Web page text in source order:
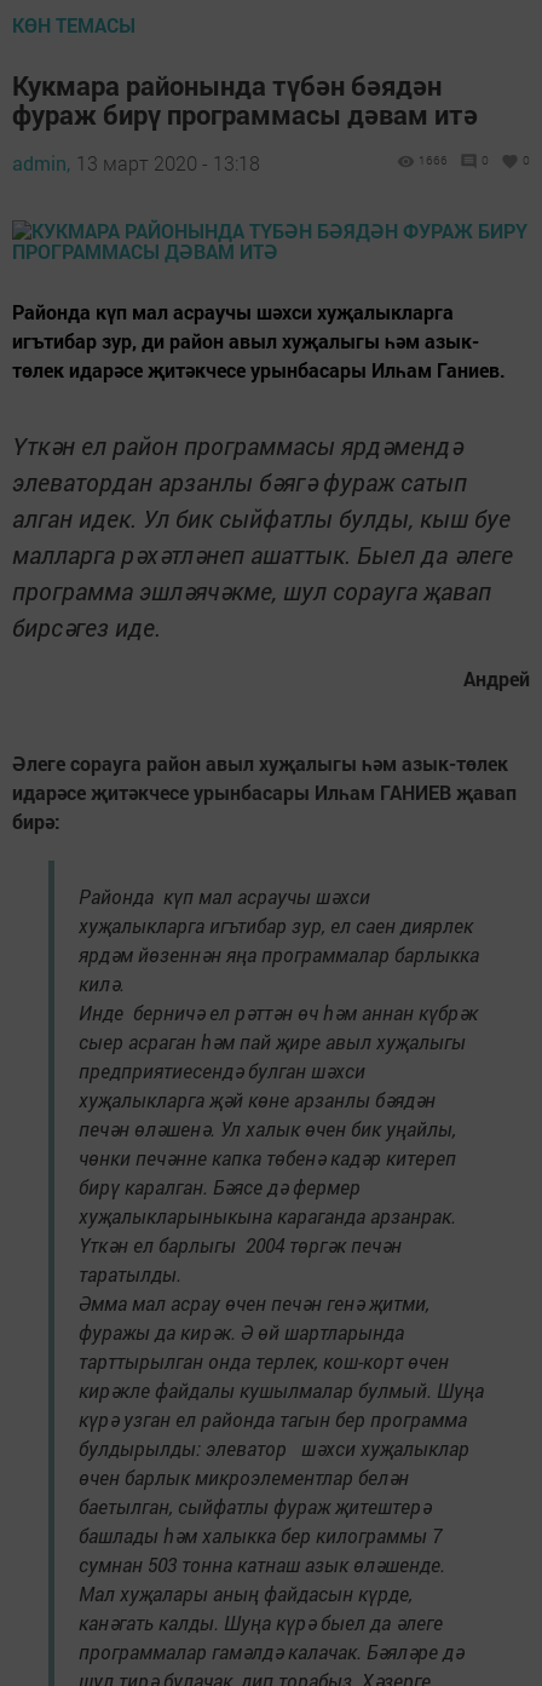
КӨН ТЕМАСЫ
Кукмара районында түбән бәядән
фураж бирү программасы дәвам итә
admin, 13 март 2020 - 13:18 1666 0 0
Районда күп мал асраучы шәхси хуҗалыкларга
игътибар зур, ди район авыл хуҗалыгы һәм азык-
төлек идарәсе җитәкчесе урынбасары Илһам Ганиев.
Үткән ел район программасы ярдәмендә
элеватордан арзанлы бәягә фураж сатып
алган идек. Ул бик сыйфатлы булды, кыш буе
малларга рәхәтләнеп ашаттык. Быел да әлеге
программа эшләячәкме, шул сорауга җавап
бирсәгез иде.
Андрей
Әлеге сорауга район авыл хуҗалыгы һәм азык-төлек
идарәсе җитәкчесе урынбасары Илһам ГАНИЕВ җавап
бирә:
Районда күп мал асраучы шәхси
хуҗалыкларга игътибар зур, ел саен диярлек
ярдәм йөзеннән яңа программалар барлыкка
килә.
Инде берничә ел рәттән өч һәм аннан күбрәк
сыер асраган һәм пай җире авыл хуҗалыгы
предприятиесендә булган шәхси
хуҗалыкларга җәй көне арзанлы бәядән
печән өләшенә. Ул халык өчен бик уңайлы,
чөнки печәнне капка төбенә кадәр китереп
бирү каралган. Бәясе дә фермер
хуҗалыкларыныкына караганда арзанрак.
Үткән ел барлыгы 2004 төргәк печән
таратылды.
Әмма мал асрау өчен печән генә җитми,
фуражы да кирәк. Ә өй шартларында
тарттырылган онда терлек, кош-корт өчен
кирәкле файдалы кушылмалар булмый. Шуңа
күрә узган ел районда тагын бер программа
булдырылды: элеватор шәхси хуҗалыклар
өчен барлык микроэлементлар белән
баетылган, сыйфатлы фураж җитештерә
башлады һәм халыкка бер килограммы 7
сумнан 503 тонна катнаш азык өләшенде.
Мал хуҗалары аның файдасын күрде,
канәгать калды. Шуңа күрә быел да әлеге
программалар гамәлдә калачак. Бәяләре дә
шул тирә булачак, дип торабыз. Хәзерге